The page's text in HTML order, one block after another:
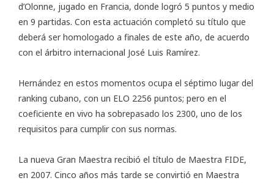
d’Olonne, jugado en Francia, donde logró 5 puntos y medio
en 9 partidas. Con esta actuación completó su título que
deberá ser homologado a finales de este año, de acuerdo
con el árbitro internacional José Luis Ramírez.
Hernández en estos momentos ocupa el séptimo lugar del
ranking cubano, con un ELO 2256 puntos; pero en el
coeficiente en vivo ha sobrepasado los 2300, uno de los
requisitos para cumplir con sus normas.
La nueva Gran Maestra recibió el título de Maestra FIDE,
en 2007. Cinco años más tarde se convirtió en Maestra